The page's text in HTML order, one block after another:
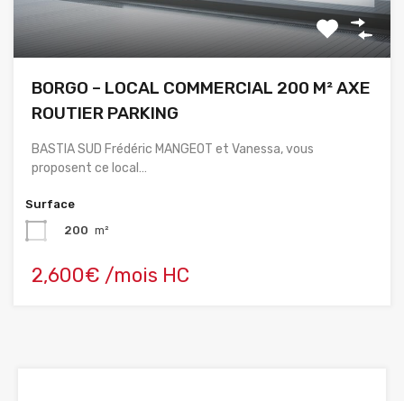
BORGO – LOCAL COMMERCIAL 200 M² AXE
ROUTIER PARKING
BASTIA SUD Frédéric MANGEOT et Vanessa, vous
proposent ce local…
Surface
200 m²
2,600€ /mois HC